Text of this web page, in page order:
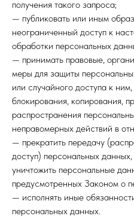
получения такого запроса;
— публиковать или иным
неограниченный доступ к
обработки персональных
— принимать правовые,
меры для защиты
или случайного доступа к
блокирования, копирования,
распространения
неправомерных действий в
— прекратить передачу
доступ) персональных
уничтожить персональные
предусмотренных Законом о
— исполнять иные
персональных данных.